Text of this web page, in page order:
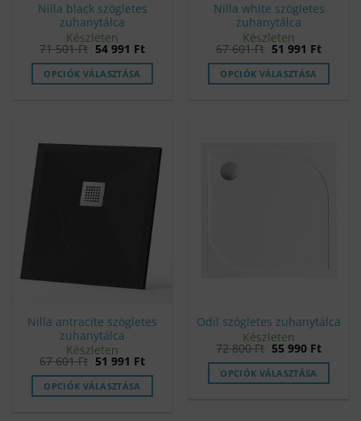
Nilla black szögletes
zuhanytálca
Készleten
71 501Ft Original
price
was:
71
501 Ft.
54 991 FtCurrent
price
is:
54
991 Ft.
OPCIÓK VÁLASZTÁSA
Nilla white szögletes
zuhanytálca
Készleten
67 601Ft Original
price
was:
67
601 Ft.
51 991 Ft
price
is:
51
991 Ft.
OPCIÓK VÁLASZTÁSA
Nilla antracite szögletes
zuhanytálca
Készleten
67 601Ft Original
was:
67
51 991 FtCurrent
is:
51
OPCIÓK VÁLASZTÁSA
Odil szögletes zuhanytálca
Készleten
72 800Ft Original
price
was:
72
800 Ft.
55 990 Ft
price
is:
55
990 Ft.
OPCIÓK VÁLASZTÁSA